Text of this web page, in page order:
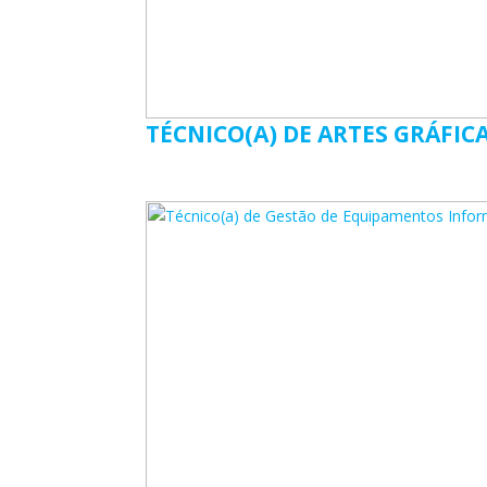
TÉCNICO(A) DE ARTES